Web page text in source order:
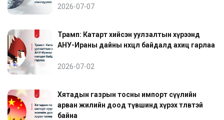
2026-07-07
Трамп: Катарт хийсэн уулзалтын хүрээнд
АНУ-Ираны дайны нөхцөл байдалд ахиц гарлаа
2026-07-02
Хятадын газрын тосны импорт сүүлийн
арван жилийн доод түвшинд хүрэх төлөвтэй
байна